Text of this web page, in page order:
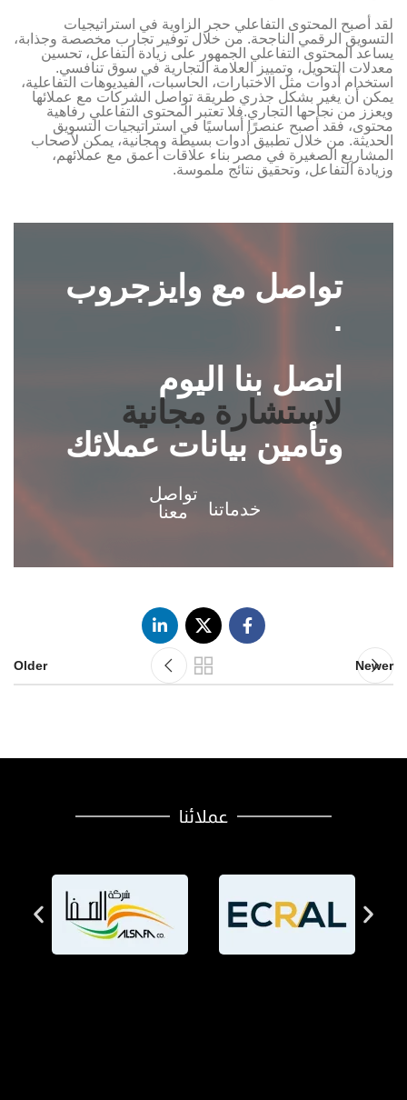
لقد أصبح المحتوى التفاعلي حجر الزاوية في استراتيجيات
التسويق الرقمي الناجحة. من خلال توفير تجارب مخصصة وجذابة،
يساعد المحتوى التفاعلي الجمهور على زيادة التفاعل، تحسين
معدلات التحويل، وتمييز العلامة التجارية في سوق تنافسي.
استخدام أدوات مثل الاختبارات، الحاسبات، الفيديوهات التفاعلية،
يمكن أن يغير بشكل جذري طريقة تواصل الشركات مع عملائها
ويعزز من نجاحها التجاري.فلا تعتبر المحتوى التفاعلي رفاهية
محتوى، فقد أصبح عنصرًا أساسيًا في استراتيجيات التسويق
الحديثة. من خلال تطبيق أدوات بسيطة ومجانية، يمكن لأصحاب
المشاريع الصغيرة في مصر بناء علاقات أعمق مع عملائهم،
وزيادة التفاعل، وتحقيق نتائج ملموسة.
تواصل مع وايزجروب
.
اتصل بنا اليوم
لاستشارة مجانية
وتأمين بيانات عملائك
خدماتنا
تواصل
معنا
Newer
Older
عملائنا